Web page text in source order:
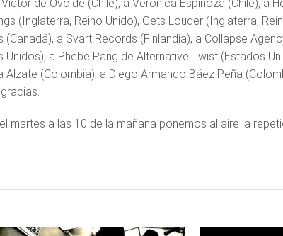
de Ovoide (Chile), a Verónica Espinoza (Chile), a
(Inglaterra, Reino Unido), Gets Louder (Inglaterra,
(Canadá), a Svart Records (Finlandia), a Collapse
Unidos), a Phebe Pang de Alternative Twist (Estados
Alzate (Colombia), a Diego Armando Báez Peña
martes a las 10 de la mañana ponemos al aire la